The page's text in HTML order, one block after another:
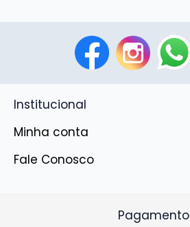
Institucional
Minha conta
Fale Conosco
Pagamento